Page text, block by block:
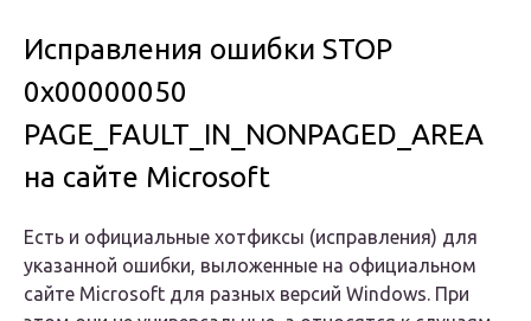
Исправления ошибки STOP
0x00000050
PAGE_FAULT_IN_NONPAGED_AREA
на сайте Microsoft
Есть и официальные хотфиксы (исправления) для
указанной ошибки, выложенные на официальном
сайте Microsoft для разных версий Windows. При